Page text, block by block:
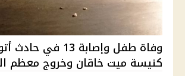
وفاة طفل وإصابة 13 في
كنيسة ميت خاقان وخروج معظم